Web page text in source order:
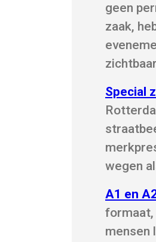
geen
zaak,
Special
wegen
A1 en
formaat,
mensen